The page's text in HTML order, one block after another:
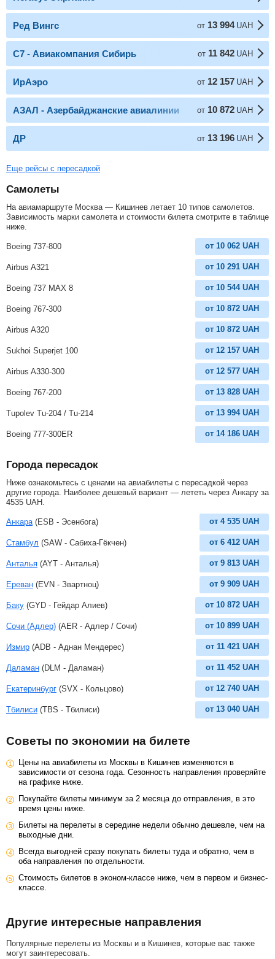
Ред Вингс от 13 994 UAH
С7 - Авиакомпания Сибирь от 11 842 UAH
ИрАэро от 12 157 UAH
АЗАЛ - Азербайджанские авиалинии от 10 872 UAH
ДР от 13 196 UAH
Еще рейсы с пересадкой
Самолеты
На авиамаршруте Москва — Кишинев летает 10 типов самолетов.
Зависимость марки самолета и стоимости билета смотрите в таблице
ниже.
Boeing 737-800 от 10 062 UAH
Airbus A321 от 10 291 UAH
Boeing 737 MAX 8 от 10 544 UAH
Boeing 767-300 от 10 872 UAH
Airbus A320 от 10 872 UAH
Sukhoi Superjet 100 от 12 157 UAH
Airbus A330-300 от 12 577 UAH
Boeing 767-200 от 13 828 UAH
Tupolev Tu-204 / Tu-214 от 13 994 UAH
Boeing 777-300ER от 14 186 UAH
Города пересадок
Ниже ознакомьтесь с ценами на авиабилеты с пересадкой через
другие города. Наиболее дешевый вариант — лететь через Анкару за
4535 UAH
Анкара (ESB - Эсенбога) от 4 535 UAH
Стамбул (SAW - Сабиха-Гёкчен) от 6 412 UAH
Анталья (AYT - Анталья) от 9 813 UAH
Ереван (EVN - Звартноц) от 9 909 UAH
Баку (GYD - Гейдар Алиев) от 10 872 UAH
Сочи (Адлер) (AER - Адлер / Сочи) от 10 899 UAH
Измир (ADB - Аднан Мендерес) от 11 421 UAH
Даламан (DLM - Даламан) от 11 452 UAH
Екатеринбург (SVX - Кольцово) от 12 740 UAH
Тбилиси (TBS - Тбилиси) от 13 040 UAH
Советы по экономии на билете
Цены на авиабилеты из Москвы в Кишинев изменяются в
зависимости от сезона года. Сезонность направления проверяйте
на графике ниже.
Покупайте билеты минимум за 2 месяца до отправления, в это
время цены ниже.
Билеты на перелеты в середине недели обычно дешевле, чем на
выходные дни.
Всегда выгодней сразу покупать билеты туда и обратно, чем в
оба направления по отдельности.
Стоимость билетов в эконом-классе ниже, чем в первом и бизнес-
классе.
Другие интересные направления
Популярные перелеты из Москвы и в Кишинев, которые вас также
могут заинтересовать.